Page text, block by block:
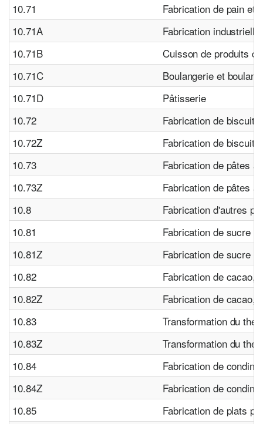
10.71
Fabrication de pain et
10.71A
Fabrication
10.71B
Cuisson de produits
10.71C
Boulangerie et
10.71D
Pâtisserie
10.72
Fabrication de
10.72Z
Fabrication de
10.73
Fabrication de pâtes
10.73Z
Fabrication de pâtes
10.8
Fabrication d'autres
10.81
Fabrication de sucre
10.81Z
Fabrication de sucre
10.82
Fabrication de cacao,
10.82Z
Fabrication de cacao,
10.83
Transformation du thé
10.83Z
Transformation du thé
10.84
Fabrication de
10.84Z
Fabrication de
10.85
Fabrication de plats